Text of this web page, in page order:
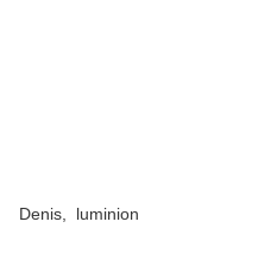
Denis, luminion